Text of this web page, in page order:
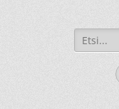
Search
for: